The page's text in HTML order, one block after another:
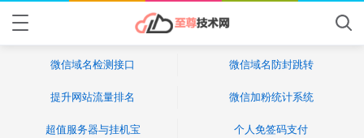
微信域名检测接口 微信域名防封跳转
提升网站流量排名 微信加粉统计系统
超值服务器与挂机宝 个人免签码支付